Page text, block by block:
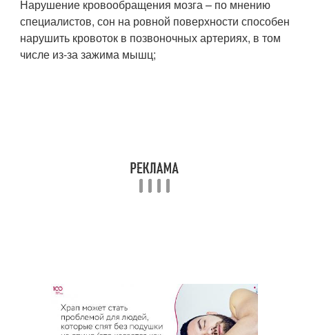
Нарушение кровообращения мозга – по мнению
специалистов, сон на ровной поверхности способен
нарушить кровоток в позвоночных артериях, в том
числе из-за зажима мышц;